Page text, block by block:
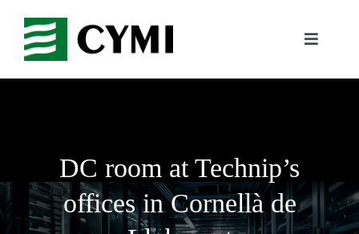
content
Toggle
The company
Reference Projects
DC room at Technip’s
offices in Cornellà de